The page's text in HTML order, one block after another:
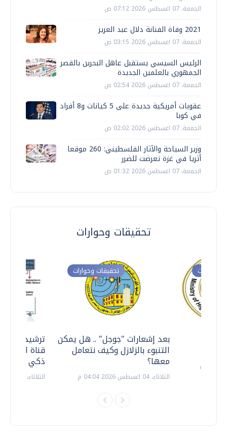
الجمعة، 07 اغسطس 2026 07:12 ص
2021 وفاة الفنانة دلال عبد العزيز
الجمعة، 07 اغسطس 2026 03:15 ص
الرئيس السيسي يستقبل عاهل البحرين بالقصر
الجمهوري بالعلمين الجديدة
الجمعة، 07 اغسطس 2026 02:54 ص
عقوبات أمريكية جديدة على 5 كيانات و8 أفراد
في كوبا
الجمعة، 07 اغسطس 2026 02:02 ص
وزير السياحة والآثار الفلسطيني: 260 موقعا
أثريا في غزة تعرضت للضرر
الجمعة، 07 اغسطس 2026 01:32 ص
تحقيقات وحوارات
ترشيدا
قناة
ذكي
الثلاثاء، 14 يوليو 2026 06:11 م
تحقيقات وحوارات
بعد إشعارات "جوجل" .. هل يمكن
التنبوء بالزلازل وكيف نتعامل
معها؟
الثلاثاء، 04 اغسطس 2026 04:04 م
وحوارات